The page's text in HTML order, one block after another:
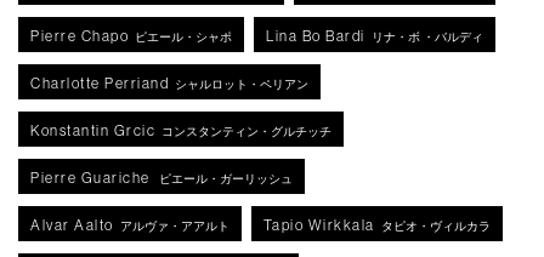
Pierre Chapo ピエール・シャポ Lina Bo Bardi リナ・ボ ・バルディ
Charlotte Perriand シャルロット・ペリアン
Konstantin Grcic コンスタンティン・グルチッチ
Pierre Guariche ピエール・ガーリッシュ
Alvar Aalto アルヴァ・アアルト Tapio Wirkkala タピオ・ヴィルカラ